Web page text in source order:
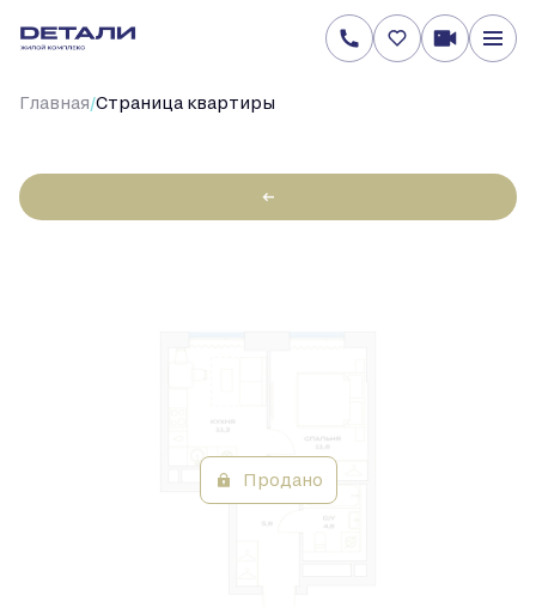
Главная/Cтраница квартиры
←
1-
33.3 м
Продано